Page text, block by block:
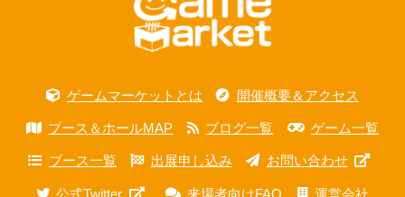
ゲームマーケットとは 開催概要＆アクセス
ブース＆ホールMAP ブログ一覧 ゲーム一覧
ブース一覧 出展申し込み お問い合わせ
公式Twitter 来場者向けFAQ 運営会社